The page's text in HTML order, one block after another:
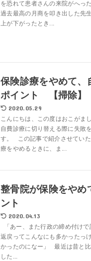
を恐れて患者さんの来院がへっ
過去最高の月商を叩き出した先
上が下がったとき...
保険診療をやめて、
ポイント 【掃除】
2020.05.29
こんにちは、この度はおこがま
自費診療に切り替える際に失敗
す。 この記事で紹介させてい
療をやめるときに、ま...
整骨院が保険をやめ
ント
2020.04.13
「あー、また行政の締め付け
返戻ってこんなにも多かったっ
かったのになー」 最近は昔と
した...